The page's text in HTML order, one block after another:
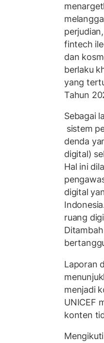
fintech
dan
berlaku
yang
Tahun
Sebagai
sistem
denda
digital)
Hal ini
digital
ruang
Laporan
menjadi
UNICEF
konten